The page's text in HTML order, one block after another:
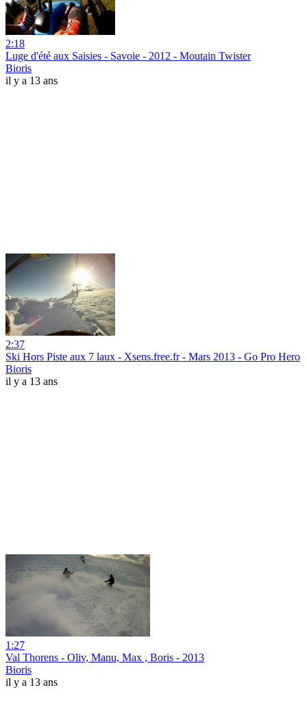
2:18
Luge d'été aux Saisies - Savoie - 2012 - Moutain Twister
Bioris
il y a 13 ans
2:37
Ski Hors Piste aux 7 laux - Xsens.free.fr - Mars 2013 - Go Pro Hero
Bioris
il y a 13 ans
1:27
Val Thorens - Oliv, Manu, Max , Boris - 2013
Bioris
il y a 13 ans